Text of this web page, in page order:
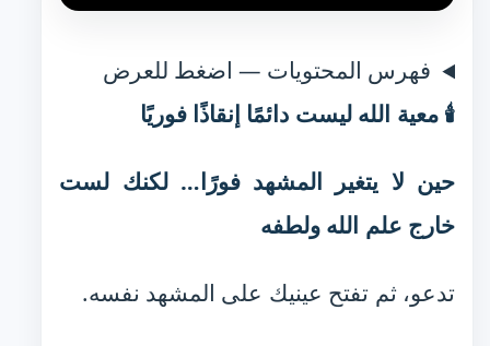
فهرس المحتويات — اضغط للعرض
🕯️ معية الله ليست دائمًا إنقاذًا فوريًا
حين لا يتغير المشهد فورًا… لكنك لست
خارج علم الله ولطفه
تدعو، ثم تفتح عينيك على المشهد نفسه.